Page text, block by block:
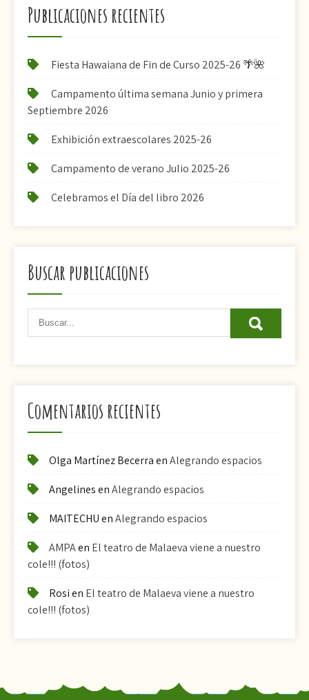
entradas
Publicaciones recientes
Fiesta Hawaiana de Fin de Curso 2025-26 🌴🌺
Campamento última semana Junio y primera
Septiembre 2026
Exhibición extraescolares 2025-26
Campamento de verano Julio 2025-26
Celebramos el Día del libro 2026
Buscar publicaciones
Comentarios recientes
Olga Martínez BecerraenAlegrando espacios
AngelinesenAlegrando espacios
MAITECHUenAlegrando espacios
AMPAen El teatro de Malaeva viene a nuestro
cole!!! (fotos)
Rosien El teatro de Malaeva viene a nuestro
cole!!! (fotos)